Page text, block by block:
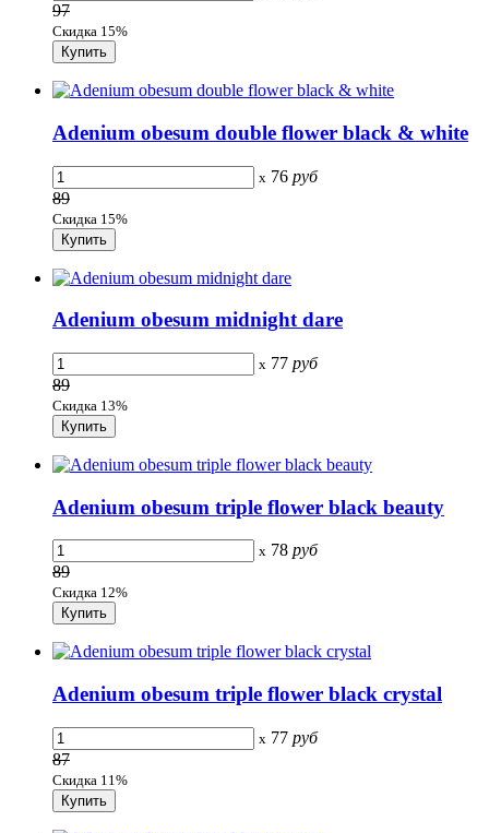
97
Скидка 15%
Adenium obesum double flower black & white
x 76 руб
89
Скидка 15%
Adenium obesum midnight dare
x 77 руб
89
Скидка 13%
Adenium obesum triple flower black beauty
x 78 руб
89
Скидка 12%
Adenium obesum triple flower black crystal
x 77 руб
87
Скидка 11%